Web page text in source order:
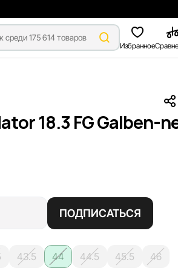
Избранное
18.3 FG Galben-
ПОДПИСАТЬСЯ
43.5 44 44.5 45.5
46